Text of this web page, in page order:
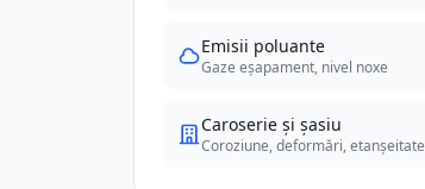
Emisii poluante
Gaze eșapament, nivel noxe
Caroserie și șasiu
Coroziune, deformări, etanșeitate